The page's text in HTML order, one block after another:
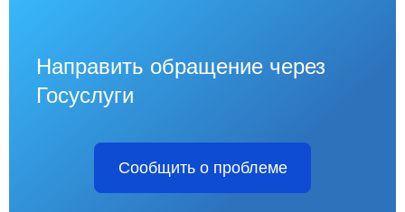
Направить обращение через
Госуслуги
Сообщить о проблеме